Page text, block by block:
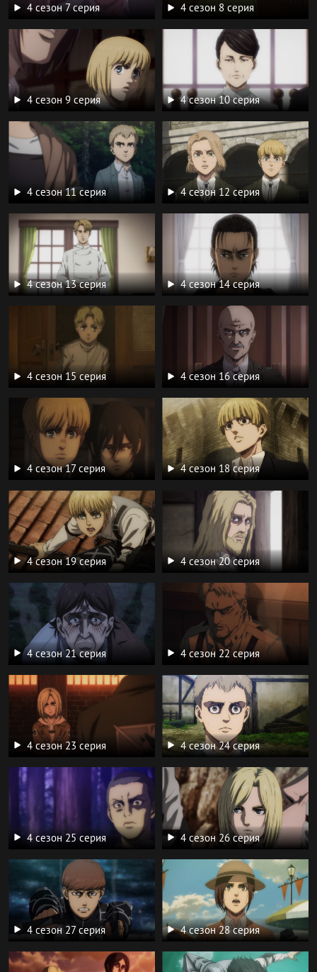
4 сезон 7 серия 4 сезон 8 серия
4 сезон 9 серия 4 сезон 10 серия
4 сезон 11 серия 4 сезон 12 серия
4 сезон 13 серия 4 сезон 14 серия
4 сезон 15 серия 4 сезон 16 серия
4 сезон 17 серия 4 сезон 18 серия
4 сезон 19 серия 4 сезон 20 серия
4 сезон 21 серия 4 сезон 22 серия
4 сезон 23 серия 4 сезон 24 серия
4 сезон 25 серия 4 сезон 26 серия
4 сезон 27 серия 4 сезон 28 серия